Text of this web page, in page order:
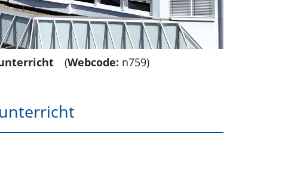
(Webcode: n759)